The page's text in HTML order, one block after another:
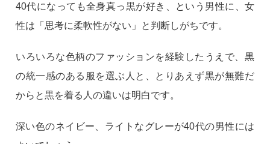
40代になっても全身真っ黒が好き、という男性に、女
性は「思考に柔軟性がない」と判断しがちです。
いろいろな色柄のファッションを経験したうえで、黒
の統一感のある服を選ぶ人と、とりあえず黒が無難だ
からと黒を着る人の違いは明白です。
深い色のネイビー、ライトなグレーが40代の男性には